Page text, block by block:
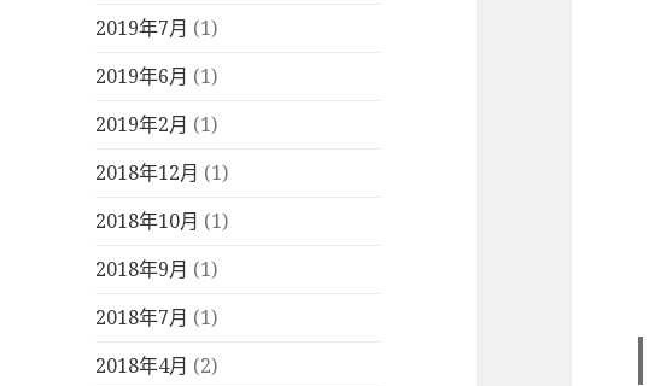
2019年7月 (1)
2019年6月 (1)
2019年2月 (1)
2018年12月 (1)
2018年10月 (1)
2018年9月 (1)
2018年7月 (1)
2018年4月 (2)